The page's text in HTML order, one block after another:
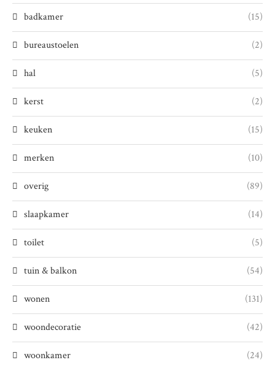
badkamer (15)
bureaustoelen (2)
hal (5)
kerst (2)
keuken (15)
merken (10)
overig (89)
slaapkamer (14)
toilet (5)
tuin & balkon (54)
wonen (131)
woondecoratie (42)
woonkamer (24)